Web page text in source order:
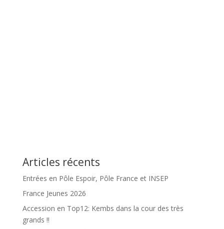
Articles récents
Entrées en Pôle Espoir, Pôle France et INSEP
France Jeunes 2026
Accession en Top12: Kembs dans la cour des très
grands !!